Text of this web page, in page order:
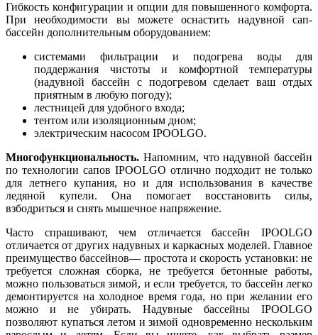
Гибкость конфигурации и опции для повышенного комфорта.
При необходимости вы можете оснастить надувной сап-
бассейн дополнительным оборудованием:
системами фильтрации и подогрева воды для
поддержания чистоты и комфортной температуры
(надувной бассейн с подогревом сделает ваш отдых
приятным в любую погоду);
лестницей для удобного входа;
тентом или изоляционным дном;
электрическим насосом IPOOLGO.
Многофункциональность. Напомним, что надувной бассейн
по технологии сапов IPOOLGO отлично подходит не только
для летнего купания, но и для использования в качестве
ледяной купели. Она помогает восстановить силы,
взбодриться и снять мышечное напряжение.
Часто спрашивают, чем отличается бассейн IPOOLGO
отличается от других надувных и каркасных моделей. Главное
преимущество бассейнов— простота и скорость установки: не
требуется сложная сборка, не требуется бетонные работы,
можно пользоваться зимой, и если требуется, то бассейн легко
демонтируется на холодное время года, но при желании его
можно и не убирать. Надувные бассейны IPOOLGO
позволяют купаться летом и зимой одновременно нескольким